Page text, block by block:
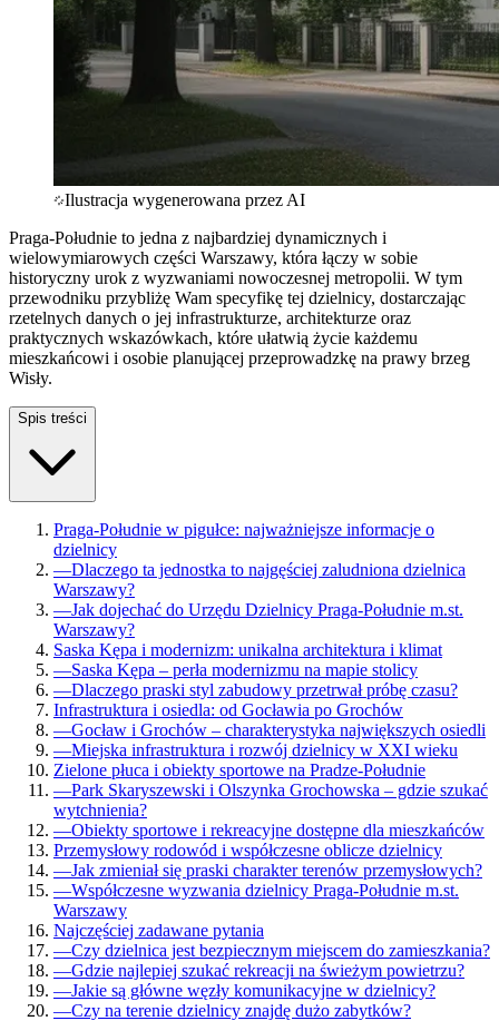
Ilustracja wygenerowana przez AI
Praga-Południe to jedna z najbardziej dynamicznych i
wielowymiarowych części Warszawy, która łączy w sobie
historyczny urok z wyzwaniami nowoczesnej metropolii. W tym
przewodniku przybliżę Wam specyfikę tej dzielnicy, dostarczając
rzetelnych danych o jej infrastrukturze, architekturze oraz
praktycznych wskazówkach, które ułatwią życie każdemu
mieszkańcowi i osobie planującej przeprowadzkę na prawy brzeg
Wisły.
Spis treści
Praga-Południe w pigułce: najważniejsze informacje o
dzielnicy
—Dlaczego ta jednostka to najgęściej zaludniona dzielnica
Warszawy?
—Jak dojechać do Urzędu Dzielnicy Praga-Południe m.st.
Warszawy?
Saska Kępa i modernizm: unikalna architektura i klimat
—Saska Kępa – perła modernizmu na mapie stolicy
—Dlaczego praski styl zabudowy przetrwał próbę czasu?
Infrastruktura i osiedla: od Gocławia po Grochów
—Gocław i Grochów – charakterystyka największych osiedli
—Miejska infrastruktura i rozwój dzielnicy w XXI wieku
Zielone płuca i obiekty sportowe na Pradze-Południe
—Park Skaryszewski i Olszynka Grochowska – gdzie szukać
wytchnienia?
—Obiekty sportowe i rekreacyjne dostępne dla mieszkańców
Przemysłowy rodowód i współczesne oblicze dzielnicy
—Jak zmieniał się praski charakter terenów przemysłowych?
—Współczesne wyzwania dzielnicy Praga-Południe m.st.
Warszawy
Najczęściej zadawane pytania
—Czy dzielnica jest bezpiecznym miejscem do zamieszkania?
—Gdzie najlepiej szukać rekreacji na świeżym powietrzu?
—Jakie są główne węzły komunikacyjne w dzielnicy?
—Czy na terenie dzielnicy znajdę dużo zabytków?